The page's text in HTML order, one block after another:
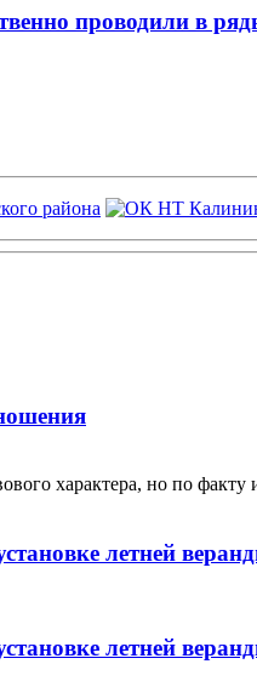
проводили в
характера, но по
летней
летней